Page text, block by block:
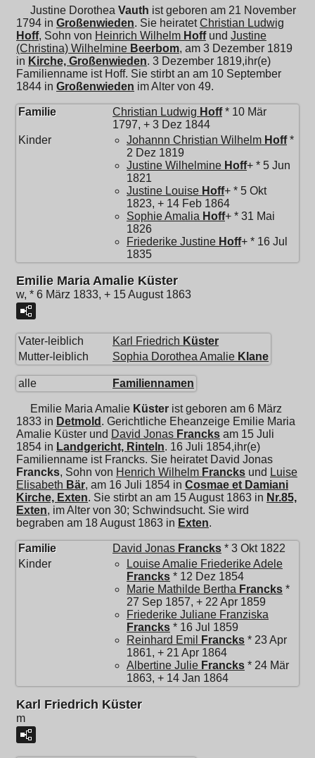
Justine Dorothea Vauth ist geboren am 21 November
1794 in Großenwieden. Sie heiratetChristian Ludwig
Hoff, Sohn von Heinrich Wilhelm Hoffund Justine
(Christina) Wilhelmine Beerbom, am 3 Dezember 1819
in Kirche, Großenwieden. 3 Dezember 1819,ihr(e)
Familienname ist Hoff. Sie stirbt an am 10 September
1844 in Großenwieden im Alter von 49.
Familie Christian Ludwig Hoff* 10 Mär
1797, + 3 Dez 1844
Kinder
Johannn Christian Wilhelm Hoff*
2 Dez 1819
Justine Wilhelmine Hoff+ * 5 Jun
1821
Justine Louise Hoff+ * 5 Okt
1823, + 14 Feb 1864
Sophie Amalia Hoff+ * 31 Mai
1826
Friederike Justine Hoff+ * 16 Jul
1835
Emilie Maria Amalie Küster
w, * 6 März 1833, + 15 August 1863
Vater-leiblich Karl Friedrich Küster
Mutter-leiblich
Sophia Dorothea Amalie Klane
alle Familiennamen
Emilie Maria Amalie Küster ist geboren am 6 März
1833 in Detmold . Gerichtliche Eheanzeige Emilie Maria
Amalie Küster und David Jonas Francks am 15 Juli
1854 in Landgericht, Rinteln. 16 Juli 1854,ihr(e)
Familienname ist Francks. Sie heiratet David Jonas
Francks, Sohn von Henrich Wilhelm Francks und Luise
Elisabeth Bär, am 16 Juli 1854 in Cosmae et Damiani
Kirche, Exten. Sie stirbt an am 15 August 1863 in Nr.85,
Exten, im Alter von 30; Schwindsucht. Sie wird
begraben am 18 August 1863 in Exten.
Familie David Jonas Francks * 3 Okt 1822
Kinder
Louise Amalie Friederike Adele
Francks * 12 Dez 1854
Marie Mathilde Bertha Francks *
27 Sep 1857, + 22 Apr 1859
Friederike Juliane Franziska
Francks * 16 Jul 1859
Reinhard Emil
Francks * 23 Apr
1861, + 21 Apr 1864
Albertine Julie Francks * 24 Mär
1863, + 14 Jan 1864
Karl Friedrich Küster
m